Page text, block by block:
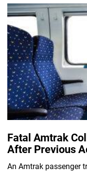
Fatal Amtrak
After Previous
An Amtrak passenger